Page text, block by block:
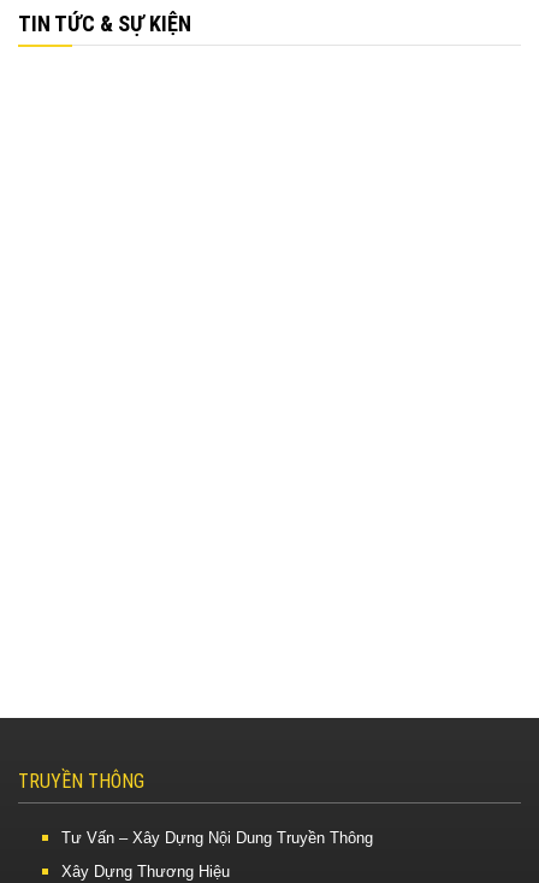
TIN TỨC & SỰ KIỆN
TRUYỀN THÔNG
Tư Vấn – Xây Dựng Nội Dung Truyền Thông
Xây Dựng Thương Hiệu